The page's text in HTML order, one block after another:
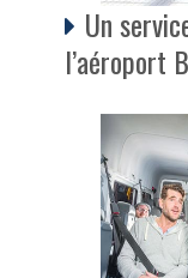
Un
l’aéroport